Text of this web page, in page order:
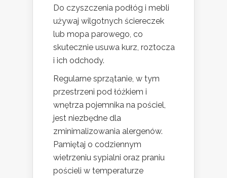
Do czyszczenia podłóg i mebli
używaj wilgotnych ściereczek
lub mopa parowego, co
skutecznie usuwa kurz, roztocza
i ich odchody.
Regularne sprzątanie, w tym
przestrzeni pod łóżkiem i
wnętrza pojemnika na pościel,
jest niezbędne dla
zminimalizowania alergenów.
Pamiętaj o codziennym
wietrzeniu sypialni oraz praniu
pościeli w temperaturze